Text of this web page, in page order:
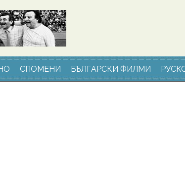
СПОМЕНИ БЪЛГАРСКИ ФИЛМИ